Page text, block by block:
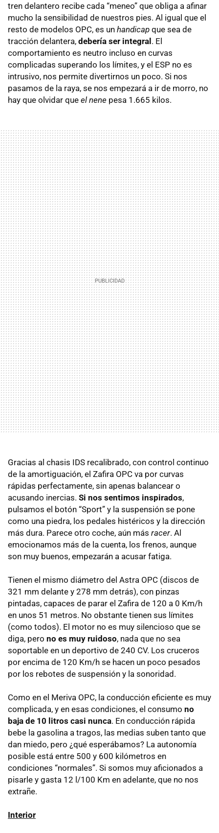
tren delantero recibe cada “meneo” que obliga a afinar
mucho la sensibilidad de nuestros pies. Al igual que el
resto de modelos OPC, es un handicap que sea de
tracción delantera, debería ser integral . El
comportamiento es neutro incluso en curvas
complicadas superando los límites, y el ESP no es
intrusivo, nos permite divertirnos un poco. Si nos
pasamos de la raya, se nos empezará a ir de morro, no
hay que olvidar que el nene pesa 1.665 kilos.
Gracias al chasis IDS recalibrado, con control continuo
de la amortiguación, el Zafira OPC va por curvas
rápidas perfectamente, sin apenas balancear o
acusando inercias. Si nos sentimos inspirados,
pulsamos el botón “Sport” y la suspensión se pone
como una piedra, los pedales histéricos y la dirección
más dura. Parece otro coche, aún más racer. Al
emocionamos más de la cuenta, los frenos, aunque
son muy buenos, empezarán a acusar fatiga.
Tienen el mismo diámetro del Astra OPC (discos de
321 mm delante y 278 mm detrás), con pinzas
pintadas, capaces de parar el Zafira de 120 a 0 Km/h
en unos 51 metros. No obstante tienen sus límites
(como todos). El motor no es muy silencioso que se
diga, pero no es muy ruidoso, nada que no sea
soportable en un deportivo de 240 CV. Los cruceros
por encima de 120 Km/h se hacen un poco pesados
por los rebotes de suspensión y la sonoridad.
Como en el Meriva OPC, la conducción eficiente es muy
complicada, y en esas condiciones, el consumo no
baja de 10 litros casi nunca. En conducción rápida
bebe la gasolina a tragos, las medias suben tanto que
dan miedo, pero ¿qué esperábamos? La autonomía
posible está entre 500 y 600 kilómetros en
condiciones “normales”. Si somos muy aficionados a
pisarle y gasta 12 l/100 Km en adelante, que no nos
extrañe.
Interior